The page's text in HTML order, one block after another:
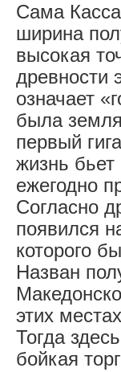
Сама
ширина
высокая
древности
означает
была
первый
жизнь
ежегодно
Согласно
появился
которого
Назван
этих
Тогда
бойкая